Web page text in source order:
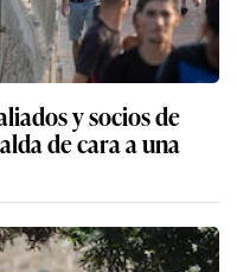
y socios de
de cara a una